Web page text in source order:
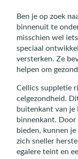
Ben je op zoek
binnenuit te
misschien wel
speciaal
versterken. Ze
helpen om
Cellics suppletie
celgezondheid.
buitenkant van je
binnenkant.
bieden, kunnen
zich sneller
egalere teint en